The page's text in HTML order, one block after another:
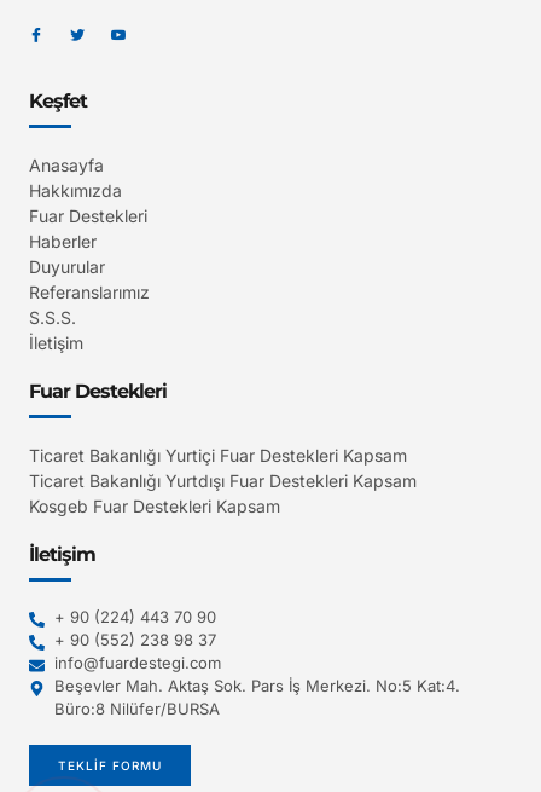
Keşfet
Anasayfa
Hakkımızda
Fuar Destekleri
Haberler
Duyurular
Referanslarımız
S.S.S.
İletişim
Fuar Destekleri
Ticaret Bakanlığı Yurtiçi Fuar Destekleri Kapsam
Ticaret Bakanlığı Yurtdışı Fuar Destekleri Kapsam
Kosgeb Fuar Destekleri Kapsam
İletişim
+ 90 (224) 443 70 90
+ 90 (552) 238 98 37
info@fuardestegi.com
Beşevler Mah. Aktaş Sok. Pars İş Merkezi. No:5 Kat:4.
Büro:8 Nilüfer/BURSA
TEKLİF FORMU